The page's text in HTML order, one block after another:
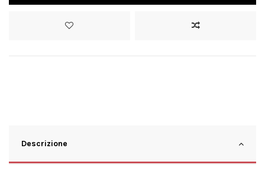
Descrizione